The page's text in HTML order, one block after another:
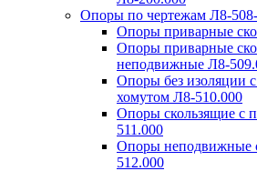
Опоры по чертежам Л8-
Опоры приварные
Опоры приварные
неподвижные Л8-
Опоры без изоляции
хомутом Л8-510.000
Опоры скользящие с
511.000
Опоры неподвижные
512.000